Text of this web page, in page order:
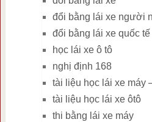
đổi bằng lái xe người
đổi bằng lái xe quốc tế
học lái xe ô tô
nghị định 168
tài liệu học lái xe máy
tài liệu học lái xe ôtô
thi bằng lái xe máy